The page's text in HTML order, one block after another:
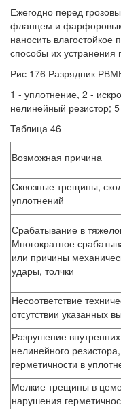
Ежегодно перед
фланцем и фарфоровым
наносить
способы их устранения
Рис 176 Разрядник
1 - уплотнение, 2 -
нелинейный резистор;
Таблица 46
Возможная причина
Сквозные трещины,
уплотнений
Срабатывание в
Многократное
или причины
удары, толчки
Несоответствие
отсутствии указанных
Разрушение
нелинейного
герметичности в
Мелкие трещины в
нарушения